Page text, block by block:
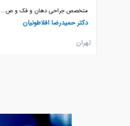
متخصص جراحی دهان و فک و ص...
دکتر حمیدرضا افلاطونیان
تهران